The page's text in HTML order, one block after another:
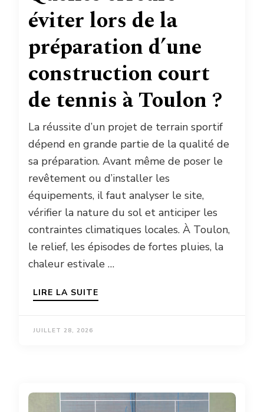
éviter lors de la
préparation d’une
construction court
de tennis à Toulon ?
La réussite d’un projet de terrain sportif
dépend en grande partie de la qualité de
sa préparation. Avant même de poser le
revêtement ou d’installer les
équipements, il faut analyser le site,
vérifier la nature du sol et anticiper les
contraintes climatiques locales. À Toulon,
le relief, les épisodes de fortes pluies, la
chaleur estivale …
LIRE LA SUITE
JUILLET 28, 2026